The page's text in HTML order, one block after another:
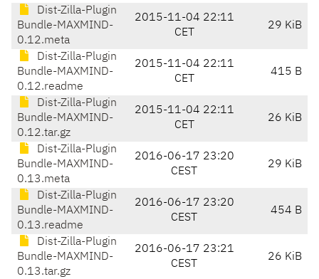
Dist-Zilla-Plugin
Bundle-MAXMIND-
0.12.meta
2015-11-04 22:11
CET
29 KiB
Dist-Zilla-Plugin
Bundle-MAXMIND-
0.12.readme
2015-11-04 22:11
CET
415 B
Dist-Zilla-Plugin
Bundle-MAXMIND-
0.12.tar.gz
2015-11-04 22:11
CET
26 KiB
Dist-Zilla-Plugin
Bundle-MAXMIND-
0.13.meta
2016-06-17 23:20
CEST
29 KiB
Dist-Zilla-Plugin
Bundle-MAXMIND-
0.13.readme
2016-06-17 23:20
CEST
454 B
Dist-Zilla-Plugin
Bundle-MAXMIND-
0.13.tar.gz
2016-06-17 23:21
CEST
26 KiB